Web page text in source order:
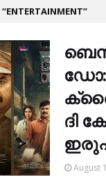
ENTERTAINMENT
ഡോ:
ദി
August